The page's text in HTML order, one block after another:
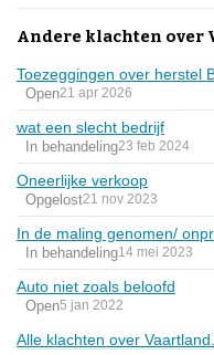
Andere klachten over
Toezeggingen over herstel
Open21 apr 2026
wat een slecht bedrijf
In behandeling23 feb 2024
Oneerlijke verkoop
Opgelost21 nov 2023
In de maling genomen/
In behandeling14 mei 2023
Auto niet zoals beloofd
Open5 jan 2022
Alle klachten over